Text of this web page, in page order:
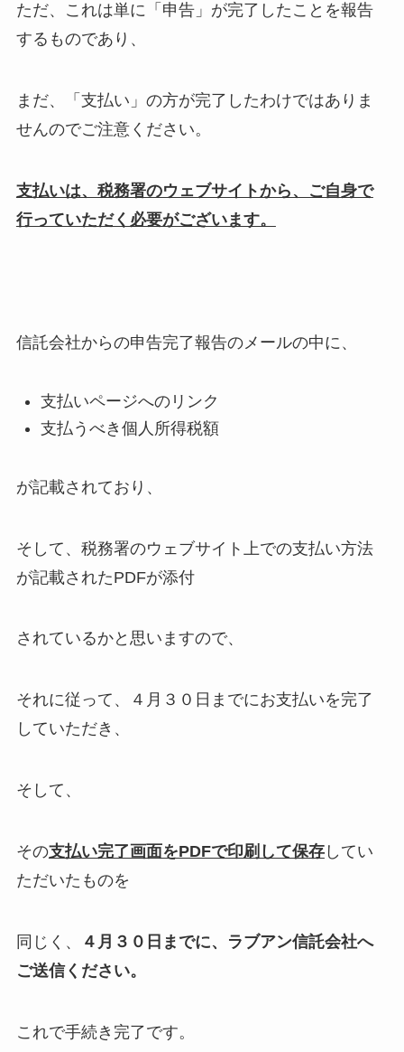
ただ、これは単に「申告」が完了したことを報告
するものであり、
まだ、「支払い」の方が完了したわけではありま
せんのでご注意ください。
支払いは、税務署のウェブサイトから、ご自身で
行っていただく必要がございます。
信託会社からの申告完了報告のメールの中に、
支払いページへのリンク
支払うべき個人所得税額
が記載されており、
そして、税務署のウェブサイト上での支払い方法
が記載されたPDFが添付
されているかと思いますので、
それに従って、４月３０日までにお支払いを完了
していただき、
そして、
その支払い完了画面をPDFで印刷して保存してい
ただいたものを
同じく、
４月３０日までに、ラブアン信託会社へ
ご送信ください。
これで手続き完了です。